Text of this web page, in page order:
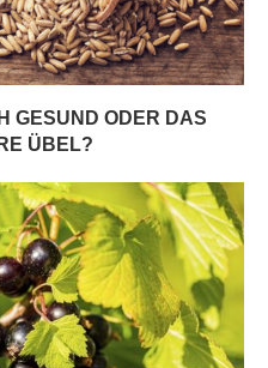
GESUND ODER DAS
ÜBEL?